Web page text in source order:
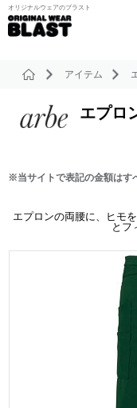
オリジナルウェアのブラスト
アイテム
エプロ
※当サイトで表記の金額はす
エプロンの両腰に、ヒモ
とフ